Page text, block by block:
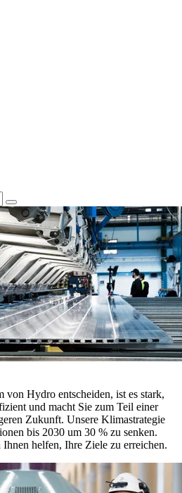
Hydro entscheiden, ist es stark,
und macht Sie zum Teil einer
Zukunft. Unsere Klimastrategie
bis 2030 um 30 % zu senken.
helfen, Ihre Ziele zu erreichen.